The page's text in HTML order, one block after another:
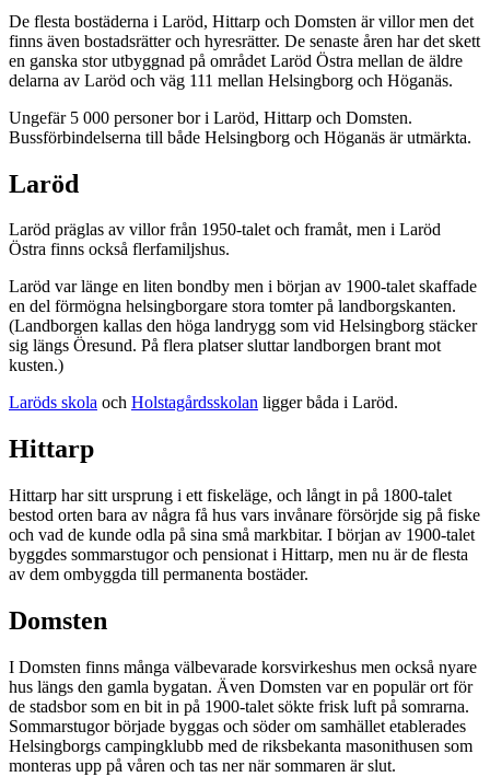
De flesta bostäderna i Laröd, Hittarp och Domsten är villor men det
finns även bostadsrätter och hyresrätter. De senaste åren har det skett
en ganska stor utbyggnad på området Laröd Östra mellan de äldre
delarna av Laröd och väg 111 mellan Helsingborg och Höganäs.
Ungefär 5 000 personer bor i Laröd, Hittarp och Domsten.
Bussförbindelserna till både Helsingborg och Höganäs är utmärkta.
Laröd
Laröd präglas av villor från 1950-talet och framåt, men i Laröd
Östra finns också flerfamiljshus.
Laröd var länge en liten bondby men i början av 1900-talet skaffade
en del förmögna helsingborgare stora tomter på landborgskanten.
(Landborgen kallas den höga landrygg som vid Helsingborg stäcker
sig längs Öresund. På flera platser sluttar landborgen brant mot
kusten.)
Laröds skola och Holstagårdsskolan ligger båda i Laröd.
Hittarp
Hittarp har sitt ursprung i ett fiskeläge, och långt in på 1800-talet
bestod orten bara av några få hus vars invånare försörjde sig på fiske
och vad de kunde odla på sina små markbitar. I början av 1900-talet
byggdes sommarstugor och pensionat i Hittarp, men nu är de flesta
av dem ombyggda till permanenta bostäder.
Domsten
I Domsten finns många välbevarade korsvirkeshus men också nyare
hus längs den gamla bygatan. Även Domsten var en populär ort för
de stadsbor som en bit in på 1900-talet sökte frisk luft på somrarna.
Sommarstugor började byggas och söder om samhället etablerades
Helsingborgs campingklubb med de riksbekanta masonithusen som
monteras upp på våren och tas ner när sommaren är slut.